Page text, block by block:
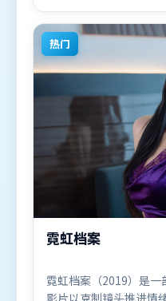
区首映上线，适合喜欢
热门
霓虹档案
霓虹档案（2019）是一
影片以克制镜头推进情